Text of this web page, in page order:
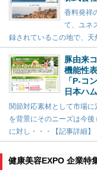
香料発祥
て、ユネ
録されているこの地で、天
豚由来
機能性
「P-コ
日本ハ
関節対応素材として市場
を背景にそのニーズは今
に対し・・・【記事詳細】
健康美容EXPO 企業特